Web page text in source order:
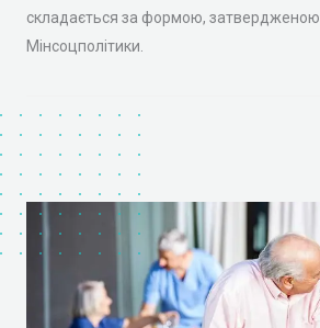
складається за формою, затвердженою
Мінсоцполітики.